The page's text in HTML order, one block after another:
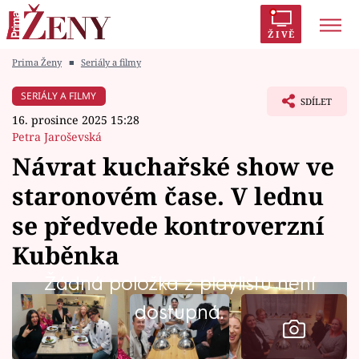
ŽIVĚ
Módní alarm
Témata
Celebrity
Vztahy
Seriály
Prima Ženy ■ Seriály a filmy
SERIÁLY A FILMY
16. prosince 2025 15:28
Petra Jaroševská
SDÍLET
Návrat kuchařské show ve
staronovém čase. V lednu
se předvede kontroverzní
Kuběnka
Žádná položka z playlistu není
dostupná.